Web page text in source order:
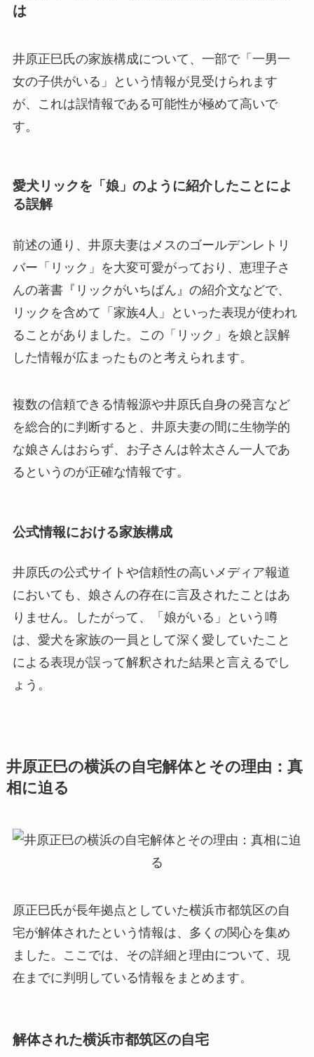
は
井原正巳氏の家族構成について、一部で「一男一
女の子供がいる」という情報が見受けられます
が、これは誤情報である可能性が極めて高いで
す。
愛犬リックを「娘」のように紹介したことによ
る誤解
前述の通り、井原夫妻はメスのゴールデンレトリ
バー「リック」を大変可愛がっており、恵理子さ
んの著書『リックがいちばん』の紹介文などで、
リックを含めて「家族4人」といった表現が使われ
ることがありました。この「リック」を娘と誤解
した情報が広まったものと考えられます。
複数の信頼できる情報源や井原氏自身の発言など
を総合的に判断すると、井原夫妻の間に生物学的
な娘さんはおらず、お子さんは幹太さん一人であ
るというのが正確な情報です。
公式情報における家族構成
井原氏の公式サイトや信頼性の高いメディア報道
においても、娘さんの存在に言及されたことはあ
りません。したがって、「娘がいる」という噂
は、愛犬を家族の一員として深く愛していたこと
による表現が誤って解釈された結果と言えるでし
ょう。
井原正巳の横浜の自宅解体とその理由：真
相に迫る
原正巳氏が長年拠点としていた横浜市都筑区の自
宅が解体されたという情報は、多くの関心を集め
ました。ここでは、その詳細と理由について、現
在までに判明している情報をまとめます。
解体された横浜市都筑区の自宅